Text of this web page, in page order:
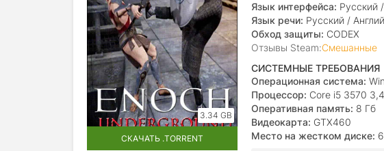
3.34 GB
СКАЧАТЬ .TORRENT
Язык интерфейса: Русский
Язык речи: Русский /
Обход защиты: CODEX
Отзывы Steam:Смешанные
СИСТЕМНЫЕ ТРЕБОВАНИЯ
Операционная система:
versions)
Процессор: Core i5 3570
Оперативная память: 8 Гб
Видеокарта: GTX460
Место на жестком диске: